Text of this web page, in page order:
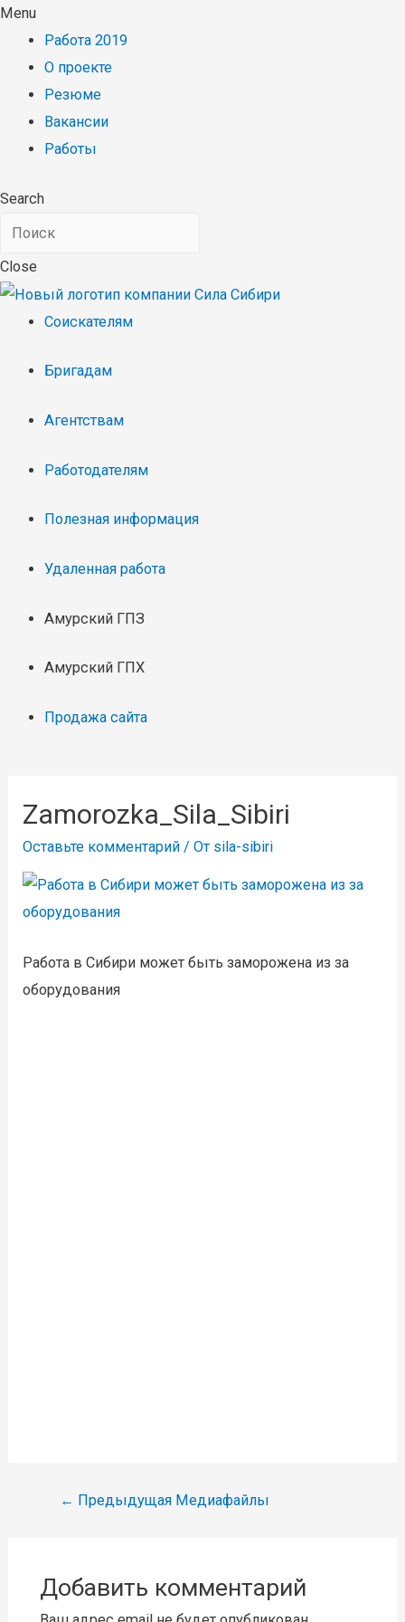
Menu
Работа 2019
О проекте
Резюме
Вакансии
Работы
Search
Close
Соискателям
Бригадам
Агентствам
Работодателям
Полезная информация
Удаленная работа
Амурский ГПЗ
Амурский ГПХ
Продажа сайта
Zamorozka_Sila_Sibiri
Оставьте комментарий / От sila-sibiri
Работа в Сибири может быть заморожена из за
оборудования
Навигация
← Предыдущая Медиафайлы
Добавить комментарий